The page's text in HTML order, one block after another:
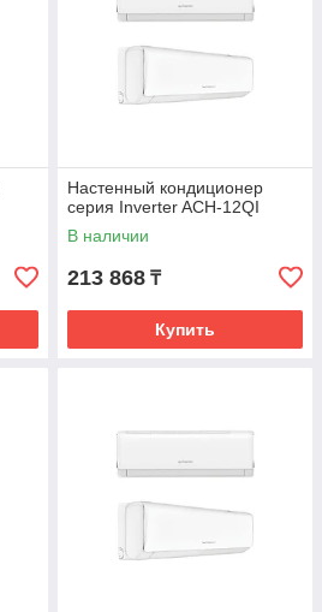
Настенный кондиционер
серия Inverter ACH-12QI
В наличии
213 868 ₸
Купить